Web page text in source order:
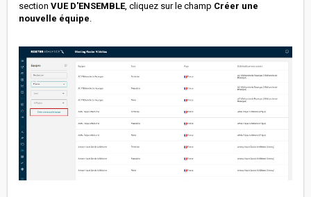
section VUE D'ENSEMBLE, cliquez sur le champ Créer une
nouvelle équipe.